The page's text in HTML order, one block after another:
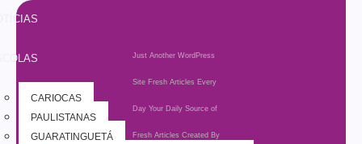
Just Another WordPress
Site Fresh Articles Every
Day Your Daily Source of
Fresh Articles Created By
CARIOCAS
PAULISTANAS
GUARATINGUETÁ